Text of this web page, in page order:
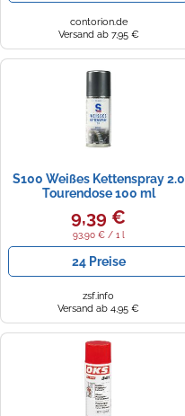
contorion.de
Versand ab 7,95 €
S100 Weißes Kettenspray 2.0
Tourendose 100 ml
9,39 €
93,90 € / 1 l
24 Preise
zsf.info
Versand ab 4,95 €